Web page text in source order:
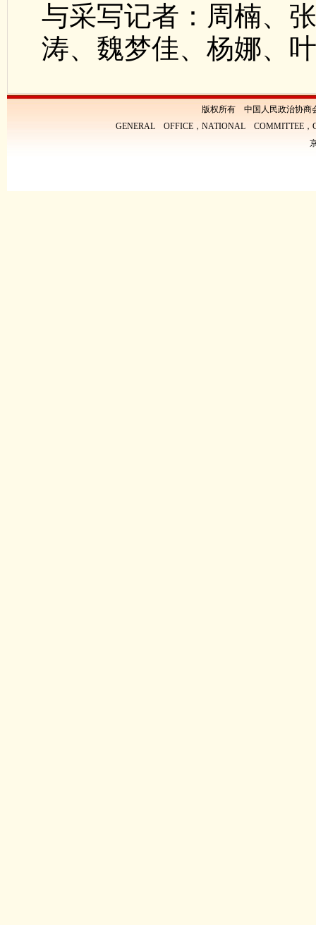
与采写记者：周楠、
涛、魏梦佳、杨娜、
版权所有 中国人民政治协商
GENERAL OFFICE，NATIONAL COMMITTEE，